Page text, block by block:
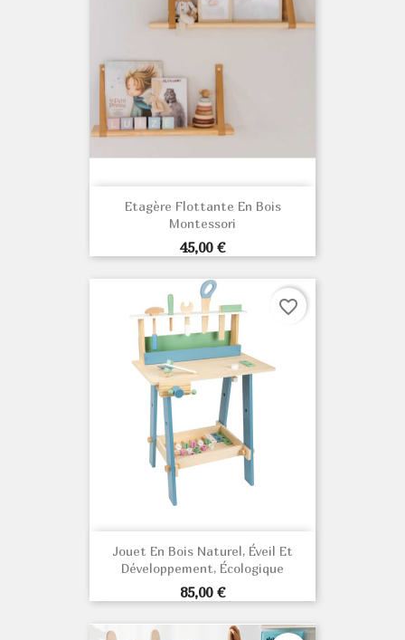
Etagère Flottante En Bois
Montessori
Prix
45,00 €
Jouet En Bois Naturel, Éveil Et
Développement, Écologique
Prix
85,00 €
favorite_border